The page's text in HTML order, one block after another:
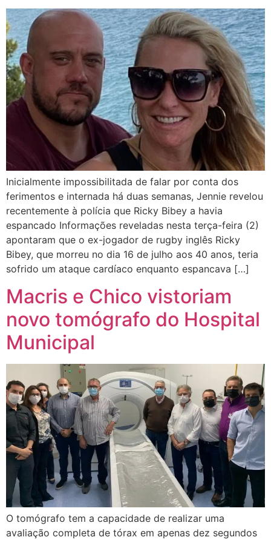
Inicialmente impossibilitada de falar por conta dos
ferimentos e internada há duas semanas, Jennie revelou
recentemente à polícia que Ricky Bibey a havia
espancado Informações reveladas nesta terça-feira (2)
apontaram que o ex-jogador de rugby inglês Ricky
Bibey, que morreu no dia 16 de julho aos 40 anos, teria
sofrido um ataque cardíaco enquanto espancava […]
Macris e Chico vistoriam
novo tomógrafo do Hospital
Municipal
O tomógrafo tem a capacidade de realizar uma
avaliação completa de tórax em apenas dez segundos